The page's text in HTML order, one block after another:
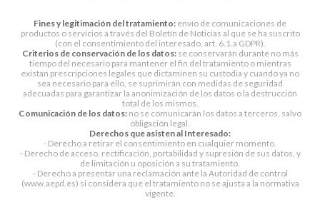
Fines y legitimación del tratamiento: envío de comunicaciones de
productos o servicios a través del Boletín de Noticias al que se ha suscrito
(con el consentimiento del interesado, art. 6.1.a GDPR).
Criterios de conservación de los datos:se conservarán durante no más
tiempo del necesario para mantener el fin del tratamiento o mientras
existan prescripciones legales que dictaminen su custodia y cuando ya no
sea necesario para ello, se suprimirán con medidas de seguridad
adecuadas para garantizar la anonimización de los datos o la destrucción
total de los mismos.
Comunicación de los datos: no se comunicarán los datos a terceros, salvo
obligación legal.
Derechos que asisten al Interesado:
- Derecho a retirar el consentimiento en cualquier momento.
- Derecho de acceso, rectificación, portabilidad y supresión de sus datos, y
de limitación u oposición a su tratamiento.
- Derecho a presentar una reclamación ante la Autoridad de control
(www.aepd.es) si considera que el tratamiento no se ajusta a la normativa
vigente.